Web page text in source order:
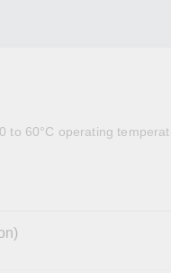
to 60°C operating